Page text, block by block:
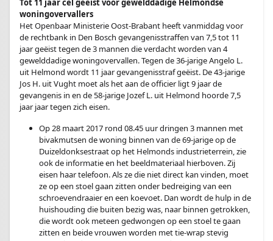
Tot 11 jaar cel geëist voor gewelddadige Helmondse
woningovervallers
Het Openbaar Ministerie Oost-Brabant heeft vanmiddag voor
de rechtbank in Den Bosch gevangenisstraffen van 7,5 tot 11
jaar geëist tegen de 3 mannen die verdacht worden van 4
gewelddadige woningovervallen. Tegen de 36-jarige Angelo L.
uit Helmond wordt 11 jaar gevangenisstraf geëist. De 43-jarige
Jos H. uit Vught moet als het aan de officier ligt 9 jaar de
gevangenis in en de 58-jarige Jozef L. uit Helmond hoorde 7,5
jaar jaar tegen zich eisen.
Op 28 maart 2017 rond 08.45 uur dringen 3 mannen met
bivakmutsen de woning binnen van de 69-jarige op de
Duizeldonksestraat op het Helmonds industrieterrein, zie
ook de informatie en het beeldmateriaal hierboven. Zij
eisen haar telefoon. Als ze die niet direct kan vinden, moet
ze op een stoel gaan zitten onder bedreiging van een
schroevendraaier en een koevoet. Dan wordt de hulp in de
huishouding die buiten bezig was, naar binnen getrokken,
die wordt ook meteen gedwongen op een stoel te gaan
zitten en beide vrouwen worden met tie-wrap stevig